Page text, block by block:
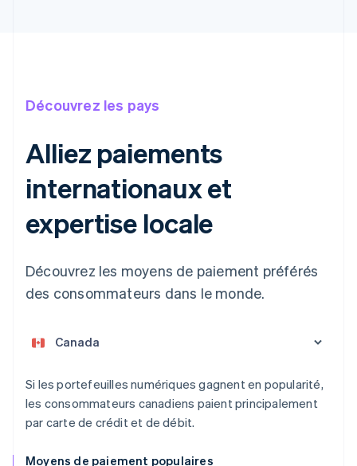
Découvrez les pays
Alliez paiements
internationaux et
expertise locale
Découvrez les moyens de paiement préférés
des consommateurs dans le monde.
Si les portefeuilles numériques gagnent en popularité,
les consommateurs canadiens paient principalement
par carte de crédit et de débit.
Moyens de paiement populaires
Deutsch English
Australie
Autriche
Deutsch English
Brésil
English
Canada
Français
Chine continentale